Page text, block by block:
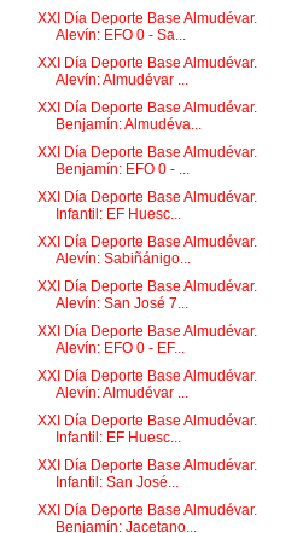
XXI Día Deporte Base Almudévar.
Alevín: EFO 0 - Sa...
XXI Día Deporte Base Almudévar.
Alevín: Almudévar ...
XXI Día Deporte Base Almudévar.
Benjamín: Almudéva...
XXI Día Deporte Base Almudévar.
Benjamín: EFO 0 - ...
XXI Día Deporte Base Almudévar.
Infantil: EF Huesc...
XXI Día Deporte Base Almudévar.
Alevín: Sabiñánigo...
XXI Día Deporte Base Almudévar.
Alevín: San José 7...
XXI Día Deporte Base Almudévar.
Alevín: EFO 0 - EF...
XXI Día Deporte Base Almudévar.
Alevín: Almudévar ...
XXI Día Deporte Base Almudévar.
Infantil: EF Huesc...
XXI Día Deporte Base Almudévar.
Infantil: San José...
XXI Día Deporte Base Almudévar.
Benjamín: Jacetano...